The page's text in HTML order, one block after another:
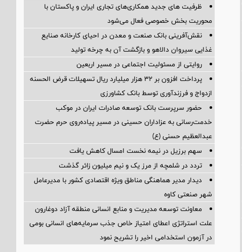
ظرفیت های جدید همکاری‌های تجاری ایران و پاکستان با
محوریت بخش خصوصی فعال می‌شود
نقش‌آفرینی بانک صنعت و معدن در احیای کارخانه صنایع
غذایی سیروان دالاهو و بازگشت آن به چرخه تولید
روایتی از مسئولیت اجتماعی در مسیر اربعین
پرداخت افزون بر 32 هزار میلیارد ریال تسهیلات قرض الحسنه
ازدواج و فرزندآوری توسط بانک کشاورزی
حضور سرپرست بانک توسعه صادرات ایران در موکب
خدمت‌رسانی به عزاداران حسینی در مسیر پیاده‌روی حرم حضرت
عبدالعظیم حسنی (ع)
سهم برزیل در نیمه نخست امسال کاهش یافت
تردد در شلمچه از مرز یک و نیم میلیون زائر گذشت
دیدار مدیر هماهنگی مناطق ویژه اقتصادی کشور با مدیرعامل
شهر صنعتی کاوه
معاونت توسعه مدیریت و منابع انسانی منطقه آزاد دوغارون
علت استراتژی اعطای امتیاز خاص جذب سرمایه‌های انسانی بومی
در آزمون استخدامی اخیر را تشریح نمود